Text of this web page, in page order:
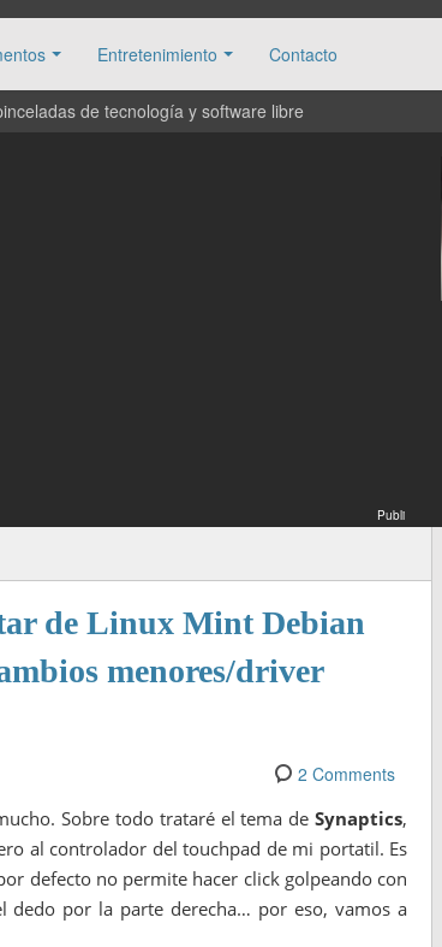
Entretenimiento Contacto
de tecnología y software libre
Publi
de Linux Mint Debian
menores/driver
2 Comments
Sobre todo trataré el tema de Synaptics,
al controlador del touchpad de mi portatil. Es
defecto no permite hacer click golpeando con
dedo por la parte derecha… por eso, vamos a